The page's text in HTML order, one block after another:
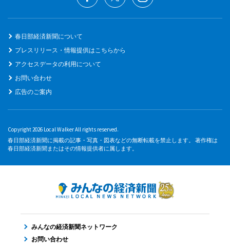
春日部経済新聞について
プレスリリース・情報提供はこちらから
アクセスデータの利用について
お問い合わせ
広告のご案内
Copyright 2026 Local Walker All rights reserved.
春日部経済新聞に掲載の記事・写真・図表などの無断転載を禁止します。 著作権は
春日部経済新聞またはその情報提供者に属します。
みんなの経済新聞ネットワーク
お問い合わせ